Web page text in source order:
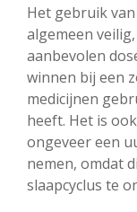
Het gebruik
algemeen
aanbevolen
winnen bij een
medicijnen
heeft. Het is
ongeveer een
nemen, omdat
slaapcyclus te